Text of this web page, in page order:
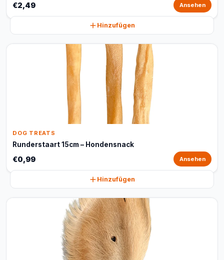
€2,49 Ansehen
Hinzufügen
DOG TREATS
Runderstaart 15cm – Hondensnack
€0,99 Ansehen
Hinzufügen